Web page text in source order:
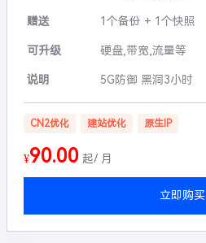
赠送 1个备份 + 1个快照
可升级 硬盘,带宽,流量等
说明 5G防御 黑洞3小时
CN2优化 建站优化 原生IP
¥90.00 起/ 月
立即购买